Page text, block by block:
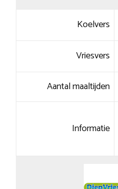
Koelvers
Vriesvers
Aantal maaltijden
Informatie